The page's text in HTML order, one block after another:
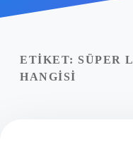
Yasal Uyarı
ETIKET: SÜPER
HANGISI